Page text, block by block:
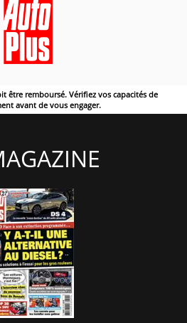
être remboursé. Vérifiez vos capacités de
avant de vous engager.